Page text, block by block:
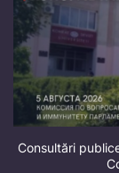
Consultări